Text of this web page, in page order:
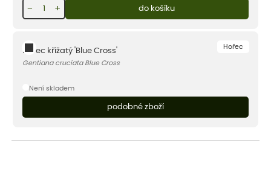
+
− do košíku
Hořec
Hořec křížatý 'Blue Cross'
Gentiana cruciata Blue Cross
Není skladem
podobné zboží